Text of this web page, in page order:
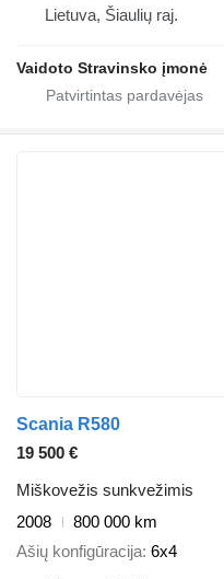
Lietuva, Šiaulių raj.
Vaidoto Stravinsko įmonė
Scania R580
19 500 €
Miškovežis sunkvežimis
2008
800 000 km
Ašių konfigūracija 6x4